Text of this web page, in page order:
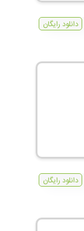
دانلود رایگان
دانلود رایگان